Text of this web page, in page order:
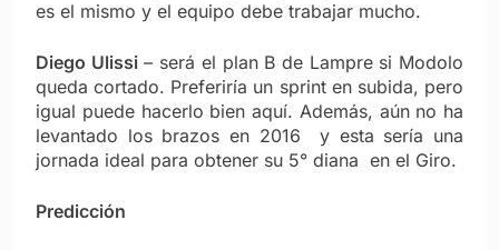
es el mismo y el equipo debe trabajar mucho.
Diego Ulissi– será el plan B de Lampre si Modolo
queda cortado. Preferiría un sprint en subida, pero
igual puede hacerlo bien aquí. Además, aún no ha
levantado los brazos en 2016 y esta sería una
jornada ideal para obtener su 5° diana en el Giro.
Predicción